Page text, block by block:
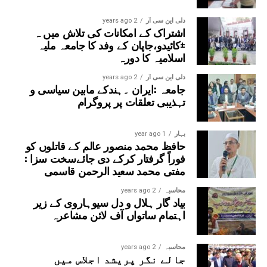
فرمایا کہ عربی زبان قرآن وحدیث کی زبان ہے اور موجودہ
دور میں اس پر مہارت حاصل کرنا دعوت دین کے لیے انتہائی
ضروری ہے۔انہوں نے جامعہ کی تعلیمی ترقی پراپنی دلی
مسرت کا اظہار کیا۔تقریب کا باقاعدہ اختتام مہمانِ خصوصی
حضرت مفتی عمران احمد قاسمی صاحب کی رقت آمیز اور
خصوصی دعا پر ہوا، جس میں ملک و ملت کی ترقی، امن و
امان اور جامعہ کی مزید تعلیمی و تعمیری ترقیاں مانگی گئیں۔
دلی این سی آر 2 years ago
اشتراک کے امکانات کی تلاش میں ہ
±کائیدو،جاپان کے وفد کا جامعہ ملیہ
اسلامیہ کا دورہ
دلی این سی آر 2 years ago
جامعہ :ایران ۔ہندکے مابین سیاسی و
تہذیبی تعلقات پر پروگرام
بہار 1 year ago
حافظ محمد منصور عالم کے قاتلوں کو
فوراً گرفتار کرکے دی جائےسخت سزا :
مفتی محمد سعید الرحمن قاسمی
محاسبہ 2 years ago
بیاد گار ہلال و دل سیوہاروی کے زیر
اہتمام ساتواں آف لائن مشاعرہ
محاسبہ 2 years ago
جالے نگر پریشد اجلاس میں